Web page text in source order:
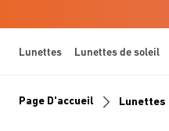
Lunettes Lunettes de soleil
Page D'accueil Lunettes